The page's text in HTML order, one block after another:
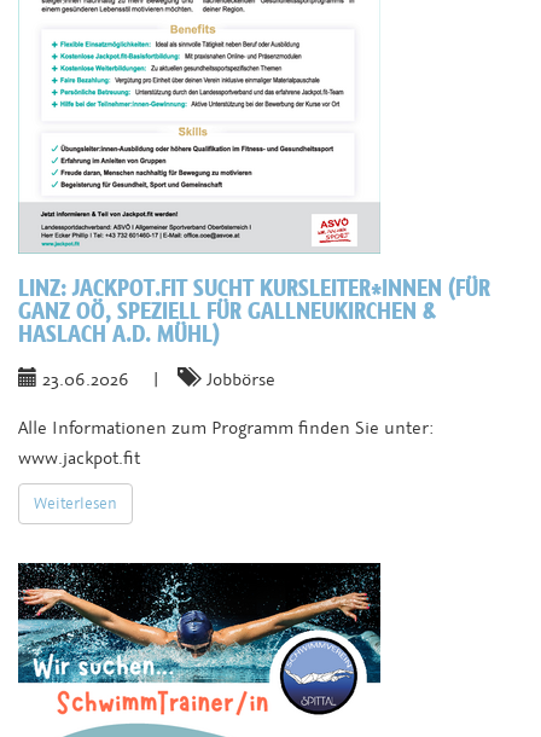
LINZ:JACKPOT.FIT SUCHT KURSLEITER*INNEN (FÜR
GANZ OÖ, SPEZIELL FÜR GALLNEUKIRCHEN &
HASLACH A.D. MÜHL)
23.06.2026 Jobbörse
Alle Informationen zum Programm finden Sie unter:
www.jackpot.fit
Weiterlesen